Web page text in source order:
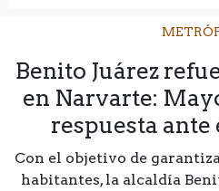
Benito Juárez
en Narvarte:
respuesta
Con el objetivo de
habitantes, la alcaldía